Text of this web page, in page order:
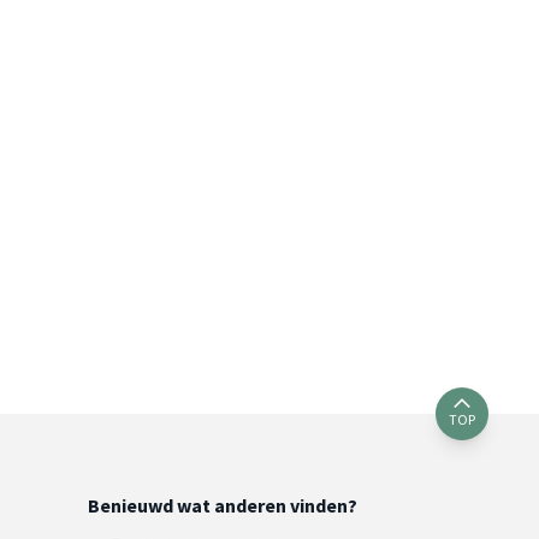
TOP
Benieuwd wat anderen vinden?